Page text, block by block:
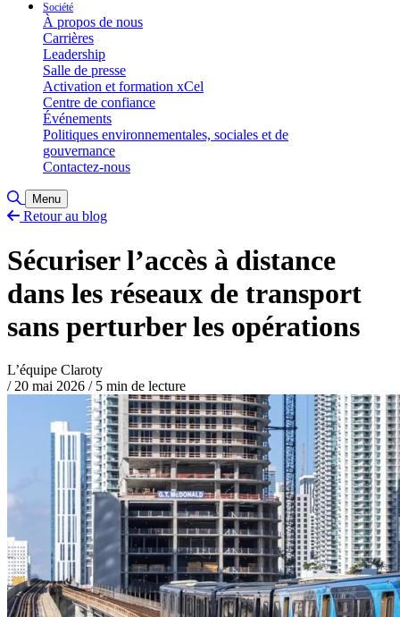
Société
À propos de nous
Carrières
Leadership
Salle de presse
Activation et formation xCel
Centre de confiance
Événements
Politiques environnementales, sociales et de
gouvernance
Contactez-nous
Basculer la recherche
Menu
Retour au blog
Sécuriser l’accès à distance
dans les réseaux de transport
sans perturber les opérations
L’équipe Claroty
/ 20 mai 2026 /5 min de lecture